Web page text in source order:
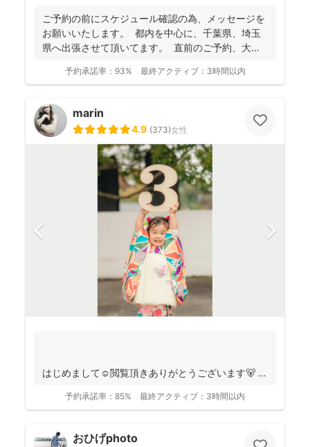
ご予約の前にスケジュール確認の為、 メッセージを
お願いいたします。 都内を中心に、千葉県、埼玉
県へ出張させて頂いてます。 直前のご予約、大歓
予約承諾率： 93% 最終アクティブ： 3時間以内
marin
4.9 (373)女性
はじめまして☺️閲覧頂きありがとうございます🐻
予約承諾率： 85% 最終アクティブ： 3時間以内
おひげphoto